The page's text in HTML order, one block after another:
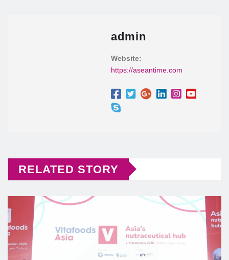
admin
Website:
https://aseantime.com
RELATED STORY